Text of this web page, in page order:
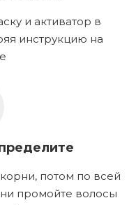
и активатор в
инструкцию на
потом по всей
промойте волосы